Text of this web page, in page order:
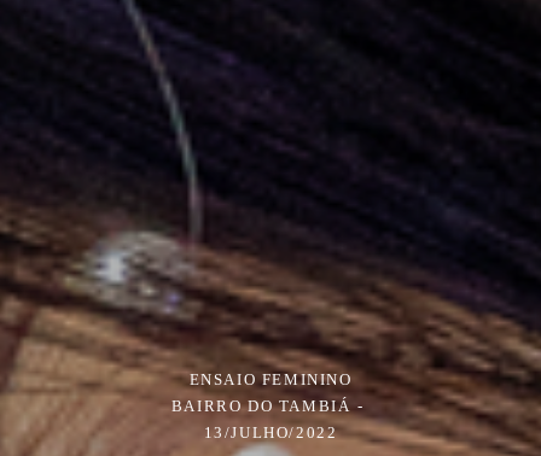
ENSAIO FEMININO
BAIRRO DO TAMBIÁ
13/JULHO/2022